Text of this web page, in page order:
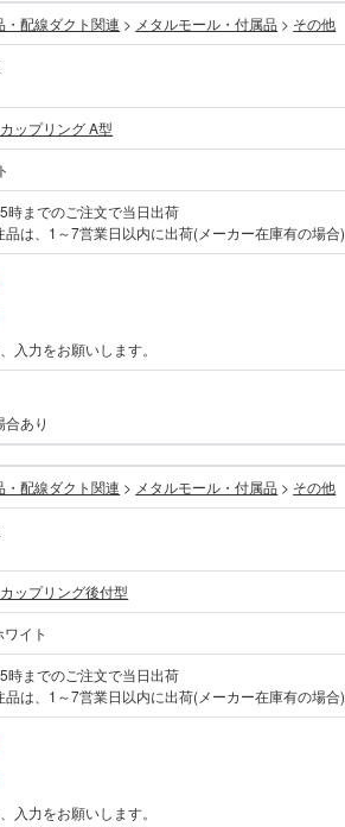
・配線ダクト関連 > メタルモール・付属品 > その他
ップリング A型
時までのご注文で当日出荷
品は、1～7営業日以内に出荷(メーカー在庫有の場合)
入力をお願いします。
合あり
・配線ダクト関連 > メタルモール・付属品 > その他
ップリング後付型
イト
時までのご注文で当日出荷
品は、1～7営業日以内に出荷(メーカー在庫有の場合)
入力をお願いします。